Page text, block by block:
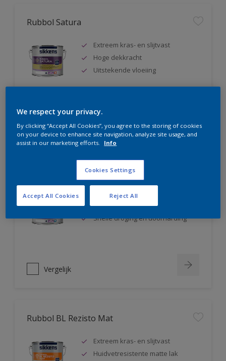
Rubbol Satura
Extreem kras- en slijtvast
Hoge dekkracht
Uitstekende vloeiing
Rubbol BL Rezisto Satin
Extreem kras- en slijtvast
Huidvetresistente zijdeglanslak
Snelle droging en doorharding
Vergelijk
Rubbol BL Rezisto Mat
Extreem kras- en slijtvast
Huidvetresistente matte lak
We respect your privacy.
By clicking “Accept All Cookies”, you agree to the storing of cookies
on your device to enhance site navigation, analyze site usage, and
assist in our marketing efforts.
Info
Cookies Settings
Reject All
Accept All Cookies